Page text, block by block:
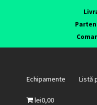
Echipamente Listă
lei0,00